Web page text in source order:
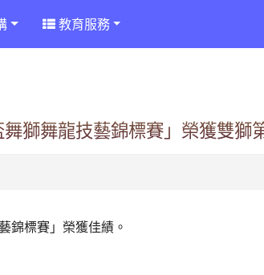
教育服務
獅舞龍技藝錦標賽」榮獲雙獅
錦標賽」榮獲佳績。